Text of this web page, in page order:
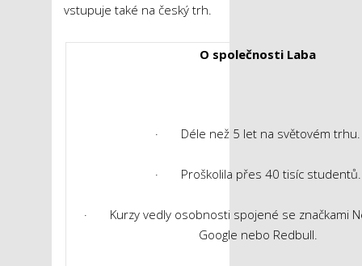
vstupuje také na český trh.
O společnosti Laba
· Déle než 5 let na světovém trhu.
· Proškolila přes 40 tisíc studentů.
· Kurzy vedly osobnosti spojené se značkami
Google nebo Redbull.